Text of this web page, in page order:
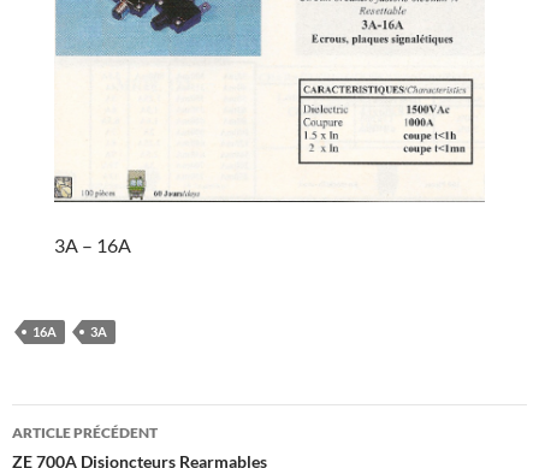
3A – 16A
16A 3A
Navigation
ARTICLE PRÉCÉDENT
ZE 700A Disjoncteurs Rearmables